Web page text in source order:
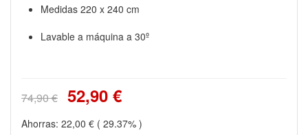
Medidas 220 x 240 cm
Lavable a máquina a 30º
74,90 € 52,90 €
Ahorras: 22,00 € ( 29.37% )